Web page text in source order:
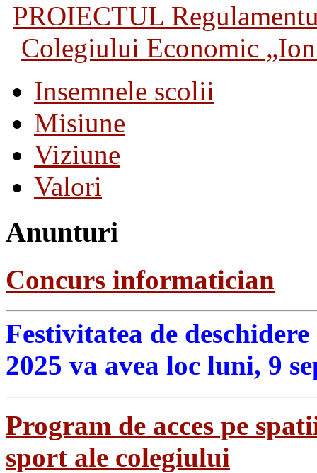
PROIECTUL
Colegiului Economic
Insemnele scolii
Misiune
Viziune
Valori
Anunturi
Concurs informatician
Festivitatea de
2025 va avea loc luni, 9
Program de acces pe
sport ale colegiului